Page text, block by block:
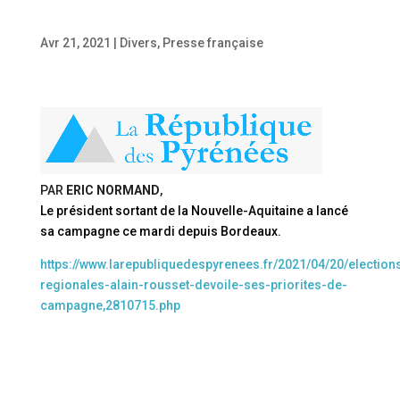
Avr 21, 2021 Divers, Presse française
PAR ERIC NORMAND,
Le président sortant de la Nouvelle-Aquitaine a lancé
sa campagne ce mardi depuis Bordeaux.
https://www.larepubliquedespyrenees.fr/2021/04/20/
regionales-alain-rousset-devoile-ses-priorites-de-
campagne,2810715.php